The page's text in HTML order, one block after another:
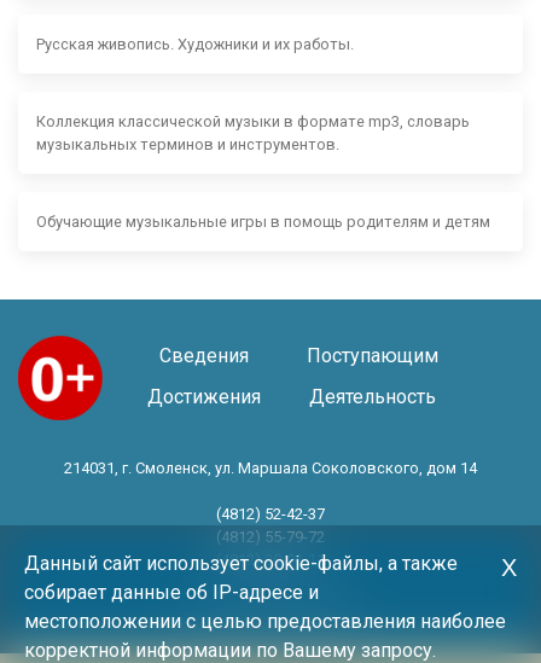
Русская живопись. Художники и их работы.
Коллекция классической музыки в формате mp3, словарь
музыкальных терминов и инструментов.
Обучающие музыкальные игры в помощь родителям и детям
Сведения
Поступающим
Достижения
Деятельность
214031, г. Смоленск, ул. Маршала Соколовского, дом 14
(4812) 52-42-37
(4812) 55-79-72
(4812) 30-06-11
Год основания 1983 год
Данный сайт использует cookie-файлы, а также
собирает данные об IP-адресе и
местоположении с целью предоставления наиболее
корректной информации по Вашему запросу.
Х